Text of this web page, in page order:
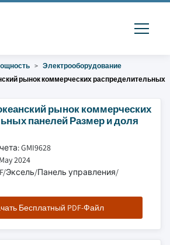
Электрооборудование
рынок коммерческих распределительных
рынок коммерческих
панелей Размер и доля
GMI9628
2024
Эксель/Панель управления/
Бесплатный PDF-Файл